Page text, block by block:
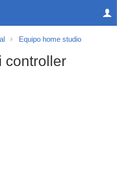
Equipo home studio
controller